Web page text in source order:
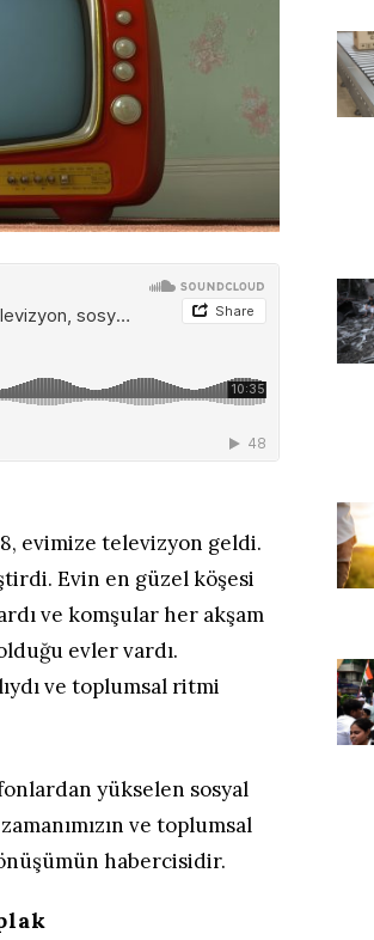
evimize televizyon geldi.
Evin en güzel köşesi
ve komşular her akşam
evler vardı.
ve toplumsal ritmi
yükselen sosyal
ve toplumsal
habercisidir.